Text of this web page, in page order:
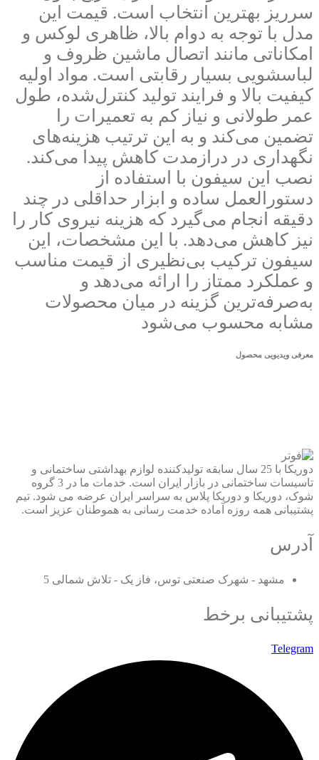
سرریز بهترین انتخاب است. قیمت این
مدل با توجه به دوام بالا، ظاهری لوکس و
امکاناتی مانند اتصال ماشین ظروف و
لباسشویی بسیار رقابتی است. مواد اولیه
کیفیت بالا و فرایند تولید کنترل‌شده، طول
عمر طولانی و نیاز کم به تعمیرات را
تضمین می‌کند و به این ترتیب هزینه‌های
نگهداری در درازمدت کاهش پیدا می‌کند.
نصب این سیفون با استفاده از
دستورالعمل ساده و ابزار حداقلی در چند
دقیقه انجام می‌گیرد که هزینه نیروی کار را
نیز کاهش می‌دهد. با این مشخصات، این
سیفون ترکیب بی‌نظیری از قیمت مناسب
و عملکرد ممتاز را ارائه می‌دهد و
به‌صرفه‌ترین گزینه در میان محصولات
مشابه محسوب می‌شود
معرفی ویدیویی محصول
دوریکا با 25 سال سابقه تولیدکننده لوازم بهداشتی ساختمانی و
تاسیسات ساختمانی در بازار ایران است. خدمات ما در 3 گروه
شوک، دوریکا و دوریکا پلاس به سراسر ایران عرضه می شود. تیم
پشتیبانی همه روزه آماده خدمت رسانی به هموطنان عزیز است.
آدرس
مشهد - شهرک صنعتی توس، فاز یک - تلاش شمالی 5
پشتیبانی برخط
Telegram